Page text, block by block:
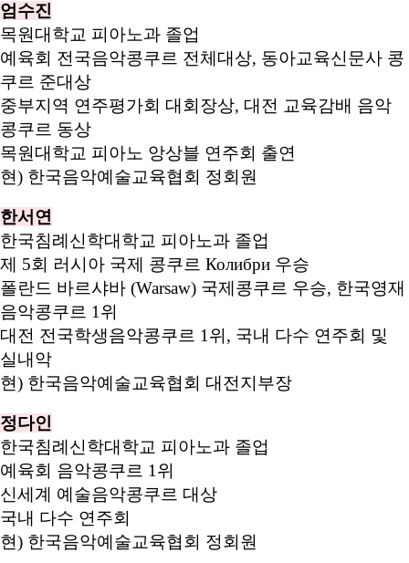
엄수진
목원대학교 피아노과 졸업
예육회 전국음악콩쿠르 전체대상, 동아교육신문사 콩
쿠르 준대상
중부지역 연주평가회 대회장상, 대전 교육감배 음악
콩쿠르 동상
목원대학교 피아노 앙상블 연주회 출연
현) 한국음악예술교육협회 정회원
한서연
한국침례신학대학교 피아노과 졸업
제 5회 러시아 국제 콩쿠르 Колибри 우승
폴란드 바르샤바 (Warsaw) 국제콩쿠르 우승, 한국영재
음악콩쿠르 1위
대전 전국학생음악콩쿠르 1위, 국내 다수 연주회 및
실내악
현) 한국음악예술교육협회 대전지부장
정다인
한국침례신학대학교 피아노과 졸업
예육회 음악콩쿠르 1위
신세계 예술음악콩쿠르 대상
국내 다수 연주회
현) 한국음악예술교육협회 정회원